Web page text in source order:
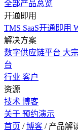
全部产品总览
开通即用
TMS SaaS开通即用
解决方案
数字供应链平台 大
台
行业 客户
资源
技术 博客
关于 预约演示
首页 / 博客 / 产品解